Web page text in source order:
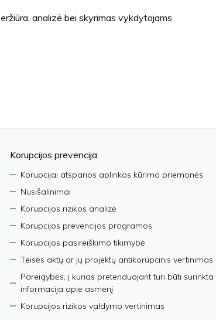
analizė bei skyrimas vykdytojams
Korupcijos prevencija
Korupcijai atsparios aplinkos kūrimo priemonės
Nusišalinimai
Korupcijos rizikos analizė
Korupcijos prevencijos programos
Korupcijos pasireiškimo tikimybė
Teisės aktų ar jų projektų antikorupcinis vertinimas
Pareigybės, į kurias pretenduojant turi būti surinkta
informacija apie asmenį
Korupcijos rizikos valdymo vertinimas